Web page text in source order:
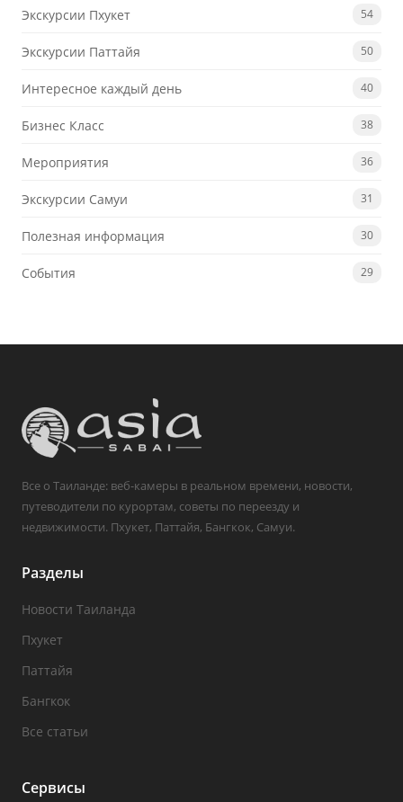
Экскурсии Пхукет 54
Экскурсии Паттайя 50
Интересное каждый день 40
Бизнес Класс 38
Мероприятия 36
Экскурсии Самуи 31
Полезная информация 30
События 29
Все о Таиланде: веб-камеры в реальном времени, новости,
путеводители по курортам, советы по переезду и
недвижимости. Пхукет, Паттайя, Бангкок, Самуи.
Разделы
Новости Таиланда
Пхукет
Паттайя
Бангкок
Все статьи
Сервисы